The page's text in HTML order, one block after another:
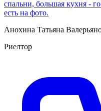
спальни, большая кухня -
есть на фото.
Анохина Татьяна
Риелтор